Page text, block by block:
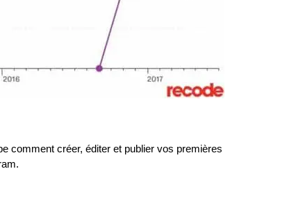
comment créer, éditer et publier vos premières